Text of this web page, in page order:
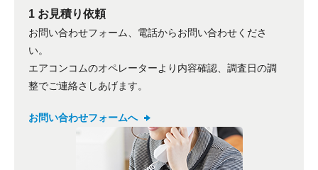
1 お見積り依頼
お問い合わせフォーム、電話からお問い合わせくださ
い。
エアコンコムのオペレーターより内容確認、調査日の調
整でご連絡さしあげます。
お問い合わせフォームへ
折り返しのご連絡 お電話